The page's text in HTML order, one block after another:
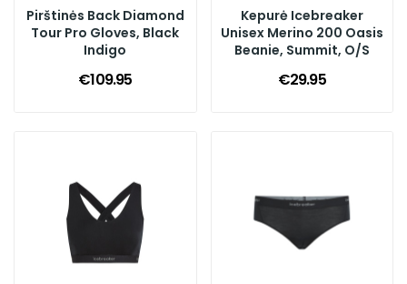
Pirštinės Back Diamond
Tour Pro Gloves, Black
Indigo
€109.95
Kepurė Icebreaker
Unisex Merino 200 Oasis
Beanie, Summit, O/S
€29.95